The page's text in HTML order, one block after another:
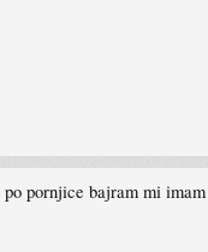
pornjice bajram mi imam